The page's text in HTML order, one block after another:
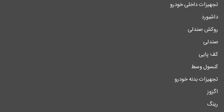
تجهیزات داخلی خودرو
داشبورد
روکش صندلی
صندلی
کف پایی
کنسول وسط
تجهیزات بدنه خودرو
اگزوز
رینگ